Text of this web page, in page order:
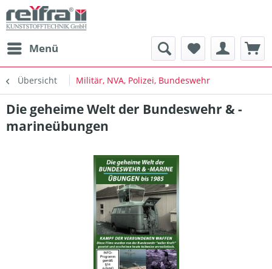
Menü
Übersicht Militär, NVA, Polizei, Bundeswehr
Die geheime Welt der Bundeswehr & -
marineübungen